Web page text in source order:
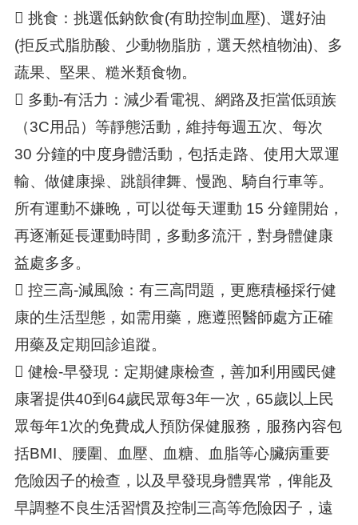
 挑食：挑選低鈉飲食(有助控制血壓)、選好油
(拒反式脂肪酸、少動物脂肪，選天然植物油)、多
蔬果、堅果、糙米類食物。
 多動-有活力：減少看電視、網路及拒當低頭族
（3C用品）等靜態活動，維持每週五次、每次
30 分鐘的中度身體活動，包括走路、使用大眾運
輸、做健康操、跳韻律舞、慢跑、騎自行車等。
所有運動不嫌晚，可以從每天運動 15 分鐘開始，
再逐漸延長運動時間，多動多流汗，對身體健康
益處多多。
 控三高-減風險：有三高問題，更應積極採行健
康的生活型態，如需用藥，應遵照醫師處方正確
用藥及定期回診追蹤。
 健檢-早發現：定期健康檢查，善加利用國民健
康署提供40到64歲民眾每3年一次，65歲以上民
眾每年1次的免費成人預防保健服務，服務內容包
括BMI、腰圍、血壓、血糖、血脂等心臟病重要
危險因子的檢查，以及早發現身體異常，俾能及
早調整不良生活習慣及控制三高等危險因子，遠